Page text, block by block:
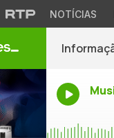
NOTÍCIAS